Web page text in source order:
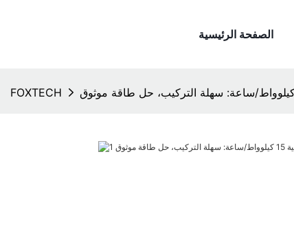
الصفحة الرئيسية
FOXTECH